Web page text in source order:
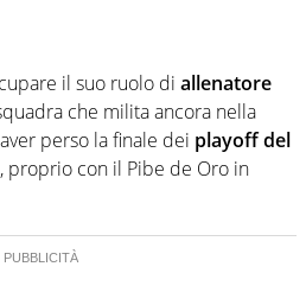
il suo ruolo di allenatore
che milita ancora nella
perso la finale dei playoff del
, proprio con il Pibe de Oro in